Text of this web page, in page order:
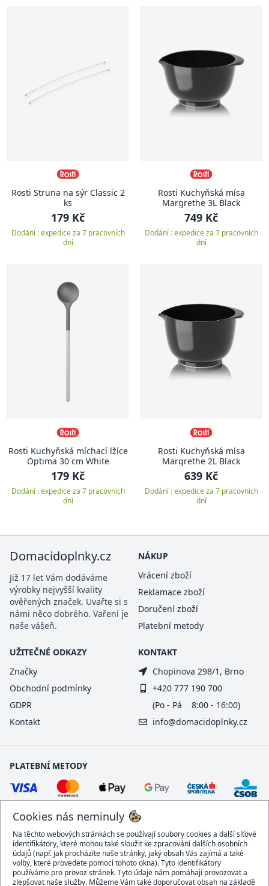
Rosti Struna na sýr Classic 2
ks
179 Kč
Dodání : expedice za 7 pracovních
dní
Rosti Kuchyňská mísa
Margrethe 3L Black
749 Kč
Dodání : expedice za 7 pracovních
dní
Rosti Kuchyňská míchací lžíce
Optima 30 cm White
179 Kč
Dodání : expedice za 7 pracovních
dní
Rosti Kuchyňská mísa
Margrethe 2L Black
639 Kč
Dodání : expedice za 7 pracovních
dní
Cookies nás neminuly
Na těchto webových stránkách se používají soubory cookies a další síťové
identifikátory, které mohou také sloužit ke zpracování dalších osobních
údajů (např. jak procházíte naše stránky, jaký obsah Vás zajímá a také
volby, které provedete pomocí tohoto okna). Tyto identifikátory
používáme pro provoz stránek. Tyto údaje nám pomáhají provozovat a
zlepšovat naše služby. Můžeme Vám také doporučovat obsah na základě
Domacidoplnky.cz
Již 17 let Vám dodáváme
výrobky nejvyšší kvality
ověřených značek. Uvařte si s
námi něco dobrého. Vaření je
naše vášeň.
NÁKUP
Vrácení zboží
Reklamace zboží
Doručení zboží
Platební metody
UŽITEČNÉ ODKAZY
Značky
Obchodní podmínky
GDPR
Kontakt
KONTAKT
Chopinova 298/1, Brno
+420 777 190 700
(Po - Pá 8:00 - 16:00)
info@domacidoplnky.cz
PLATEBNÍ METODY
DOPRAVCI